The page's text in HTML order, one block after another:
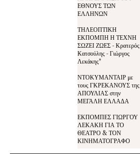
ΕΘΝΟΥΣ ΤΩΝ
ΕΛΛΗΝΩΝ
ΤΗΛΕΟΠΤΙΚΗ
ΕΚΠΟΜΠΗ Η ΤΕΧΝΗ
ΣΩΖΕΙ ΖΩΕΣ - Κρατερός
Κατσούλης - Γιώργος
Λεκάκης"
ΝΤΟΚΥΜΑΝΤΑΙΡ με
τους ΓΚΡΕΚΑΝΟΥΣ της
ΑΠΟΥΛΙΑΣ στην
ΜΕΓΑΛΗ ΕΛΛΑΔΑ
ΕΚΠΟΜΠΕΣ ΓΙΩΡΓΟΥ
ΛΕΚΑΚΗ ΓΙΑ ΤΟ
ΘΕΑΤΡΟ & ΤΟΝ
ΚΙΝΗΜΑΤΟΓΡΑΦΟ